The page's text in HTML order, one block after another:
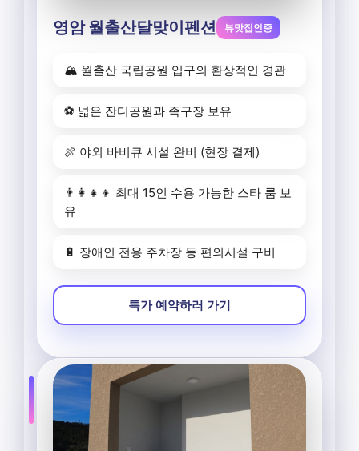
영암 월출산달맞이펜션 뷰맛집인증
🏔️ 월출산 국립공원 입구의 환상적인 경관
⚽ 넓은 잔디공원과 족구장 보유
🍖 야외 바비큐 시설 완비 (현장 결제)
👨‍👩‍👧‍👦 최대 15인 수용 가능한 스타 룸 보
유
🔋 장애인 전용 주차장 등 편의시설 구비
특가 예약하러 가기